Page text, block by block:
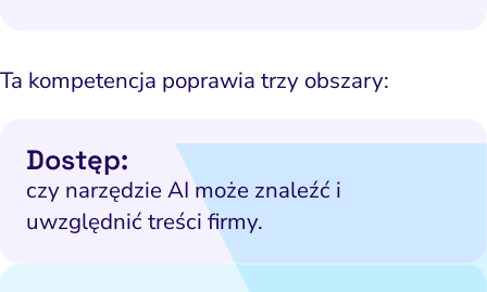
Ta kompetencja poprawia trzy obszary:
Dostęp:
czy narzędzie AI może znaleźć i
uwzględnić treści firmy.